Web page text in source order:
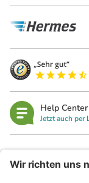
Help Center
Jetzt auch per